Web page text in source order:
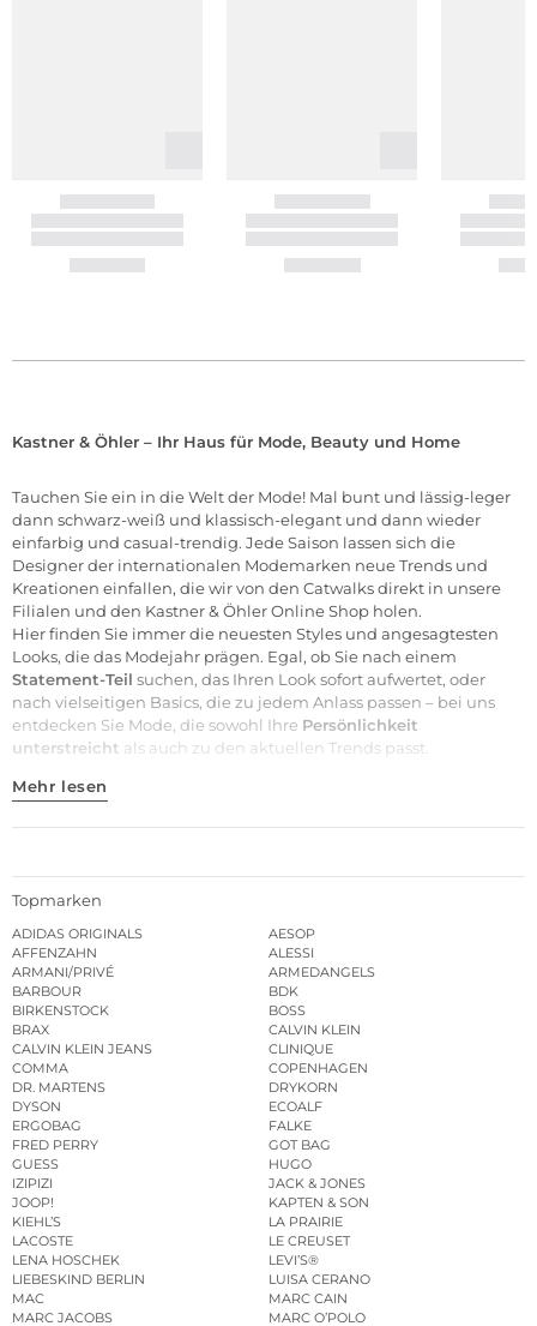
Kastner & Öhler – Ihr Haus für Mode, Beauty und Home
Tauchen Sie ein in die Welt der Mode! Mal bunt und lässig-leger
dann schwarz-weiß und klassisch-elegant und dann wieder
einfarbig und casual-trendig. Jede Saison lassen sich die
Designer der internationalen Modemarken neue Trends und
Kreationen einfallen, die wir von den Catwalks direkt in unsere
Filialen und den Kastner & Öhler Online Shop holen.
Hier finden Sie immer die neuesten Styles und angesagtesten
Looks, die das Modejahr prägen. Egal, ob Sie nach einem
Statement-Teil suchen, das Ihren Look sofort aufwertet, oder
nach vielseitigen Basics, die zu jedem Anlass passen – bei uns
entdecken Sie Mode, die sowohl Ihre Persönlichkeit
unterstreicht als auch zu den aktuellen Trends passt.
Mehr lesen
Topmarken
ADIDAS ORIGINALS
AESOP
AFFENZAHN
ALESSI
ARMANI/PRIVÉ
ARMEDANGELS
BARBOUR
BDK
BIRKENSTOCK
BOSS
BRAX
CALVIN KLEIN
CALVIN KLEIN JEANS
CLINIQUE
COMMA
COPENHAGEN
DR. MARTENS
DRYKORN
DYSON
ECOALF
ERGOBAG
FALKE
FRED PERRY
GOT BAG
GUESS
HUGO
IZIPIZI
JACK & JONES
JOOP!
KAPTEN & SON
KIEHL’S
LA PRAIRIE
LACOSTE
LE CREUSET
LENA HOSCHEK
LEVI’S®
LIEBESKIND BERLIN
LUISA CERANO
MAC
MARC CAIN
MARC JACOBS
MARC O’POLO